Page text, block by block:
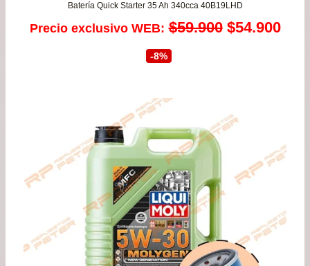
Batería Quick Starter 35 Ah 340cca 40B19LHD
Precio exclusivo WEB: $59.900 El
era:
$54.900El
-8%